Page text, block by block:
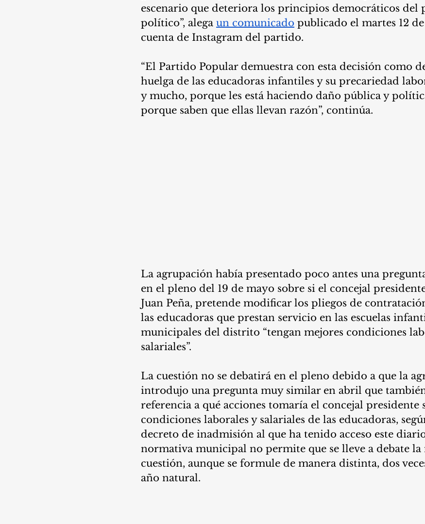
escenario que deteriora los principios democráticos del
político”, alega un comunicado publicado el martes 12
cuenta de Instagram del partido.
“El Partido Popular demuestra con esta decisión como
huelga de las educadoras infantiles y su precariedad
y mucho, porque les está haciendo daño pública y
porque saben que ellas llevan razón”, continúa.
La agrupación había presentado poco antes una
en el pleno del 19 de mayo sobre si el concejal
Juan Peña, pretende modificar los pliegos de
las educadoras que prestan servicio en las escuelas
municipales del distrito “tengan mejores condiciones
salariales”.
La cuestión no se debatirá en el pleno debido a que la
introdujo una pregunta muy similar en abril que
referencia a qué acciones tomaría el concejal presidente
condiciones laborales y salariales de las educadoras,
decreto de inadmisión al que ha tenido acceso este
normativa municipal no permite que se lleve a debate la
cuestión, aunque se formule de manera distinta, dos
año natural.